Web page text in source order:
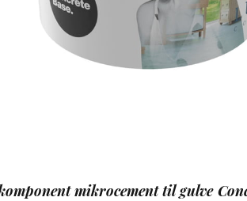
mikrocement til gulve